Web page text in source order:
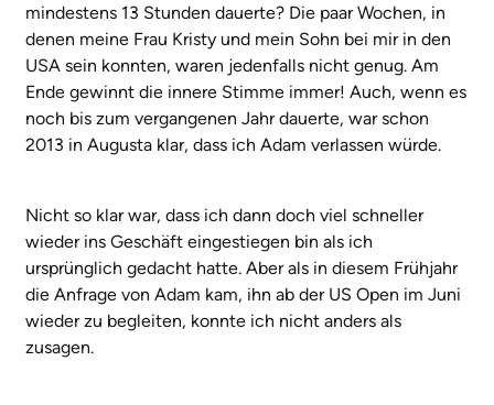
mindestens 13 Stunden dauerte? Die paar Wochen, in
denen meine Frau Kristy und mein Sohn bei mir in den
USA sein konnten, waren jedenfalls nicht genug. Am
Ende gewinnt die innere Stimme immer! Auch, wenn es
noch bis zum vergangenen Jahr dauerte, war schon
2013 in Augusta klar, dass ich Adam verlassen würde.
Nicht so klar war, dass ich dann doch viel schneller
wieder ins Geschäft eingestiegen bin als ich
ursprünglich gedacht hatte. Aber als in diesem Frühjahr
die Anfrage von Adam kam, ihn ab der US Open im Juni
wieder zu begleiten, konnte ich nicht anders als
zusagen.